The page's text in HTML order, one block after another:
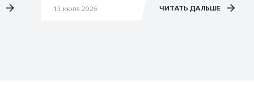
13 июля 2026 ЧИТАТЬ ДАЛЬШЕ